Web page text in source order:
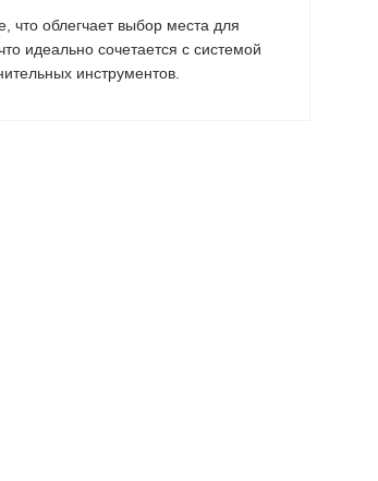
что облегчает выбор места для
идеально сочетается с системой
инструментов.